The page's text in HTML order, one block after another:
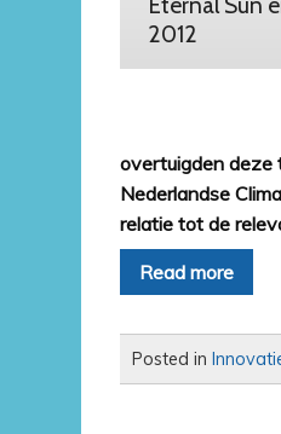
2012
overtuigden deze
Nederlandse
relatie tot de
Read more
Posted in